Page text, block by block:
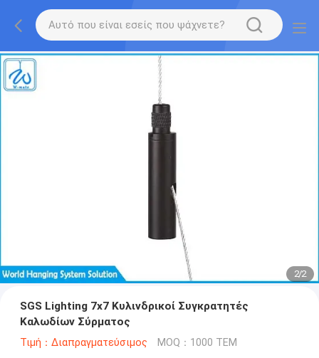
2/2
SGS Lighting 7x7 Κυλινδρικοί Συγκρατητές
Καλωδίων Σύρματος
Τιμή：Διαπραγματεύσιμος MOQ：1000 ΤΕΜ